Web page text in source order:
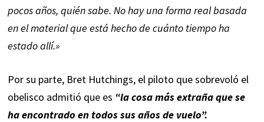
pocos años, quién sabe. No hay una forma real basada
en el material que está hecho de cuánto tiempo ha
estado allí.»
Por su parte, Bret Hutchings, el piloto que sobrevoló el
obelisco admitió que es “la cosa más extraña que se
ha encontrado en todos sus años de vuelo”.